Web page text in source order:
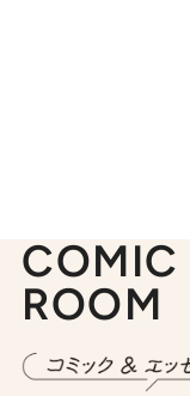
COMIC
ROOM